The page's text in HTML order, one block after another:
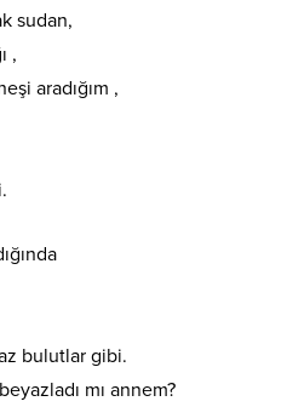
sudan,
,
aradığım ,
bulutlar gibi.
mı annem?